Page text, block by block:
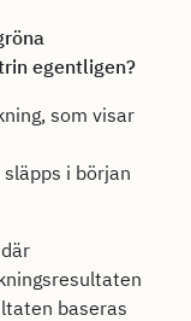
egentligen?
som visar
i början
baseras